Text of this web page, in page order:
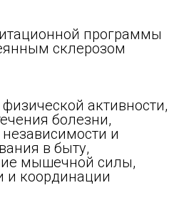
программы
склерозом
активности,
болезни,
и
в быту,
мышечной силы,
и координации